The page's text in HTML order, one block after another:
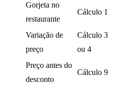
Gorjeta no
restaurante
Cálculo 1
Variação de
preço
Cálculo 3
ou 4
Preço antes do
desconto
Cálculo 9